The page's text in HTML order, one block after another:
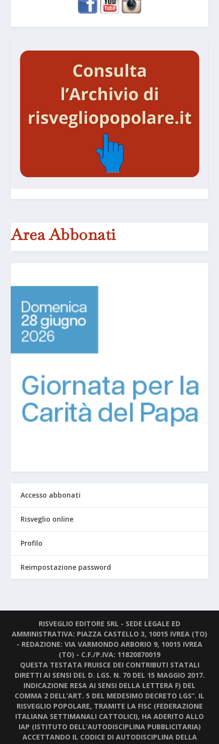
Area Abbonati
Accesso abbonati
Risveglio online
Profilo
Reimpostazione password
RISVEGLIO EDITORE SRL - SEDE LEGALE ED
AMMINISTRATIVA: PIAZZA CASTELLO 3, 10015 IVREA (TO)
- REDAZIONE: VIA VARMONDO ARBORIO 9, 10015 IVREA
(TO) - C.F./P.IVA: 11820870019
QUESTA TESTATA FRUISCE DEI CONTRIBUTI STATALI
DIRETTI AI SENSI DEL D. LGS. N. 70 DEL 15 MAGGIO 2017.
INDICAZIONE RESA AI SENSI DELLA LETTERA F) DEL
COMMA 2 DELL’ART. 5 DEL MEDESIMO DECRETO LGS”. IL
RISVEGLIO POPOLARE, TRAMITE LA FISC (FEDERAZIONE
ITALIANA SETTIMANALI CATTOLICI), HA ADERITO ALLO
IAP (ISTITUTO DELL’AUTODISCIPLINA PUBBLICITARIA)
ACCETTANDO IL CODICE DI AUTODISCIPLINA DELLA